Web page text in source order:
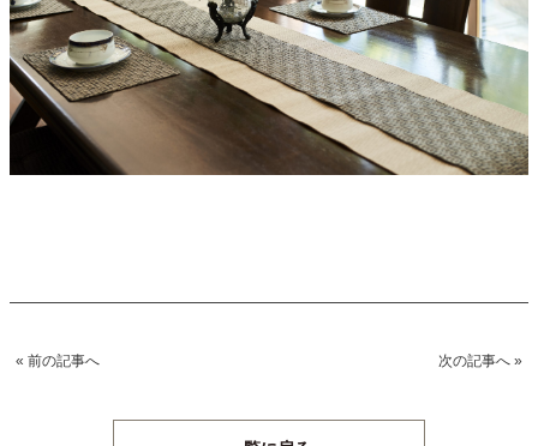
« 前の記事へ 次の記事へ »